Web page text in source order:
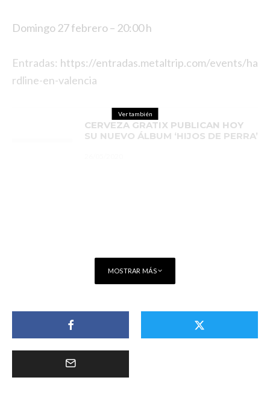
Domingo 27 febrero – 20:00 h
Entradas: https://entradas.metaltrip.com/events/ha
rdline-en-valencia
Ver también
CERVEZA GRATIX PUBLICAN HOY
SU NUEVO ÁLBUM ‘HIJOS DE PERRA’
MOSTRAR MÁS